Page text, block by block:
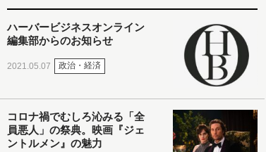
ハーバービジネスオンライン
編集部からのお知らせ
2021.05.07 政治・経済
コロナ禍でむしろ沁みる「全
員悪人」の祭典。映画『ジェ
ントルメン』の魅力